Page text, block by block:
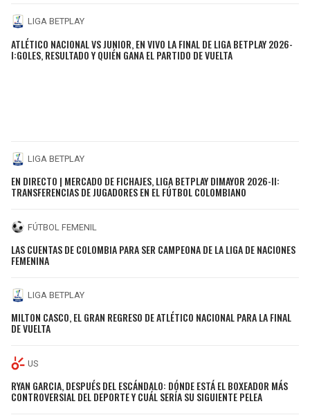
LIGA BETPLAY
ATLÉTICO NACIONAL VS JUNIOR, EN VIVO LA FINAL DE LIGA BETPLAY 2026-
I:GOLES, RESULTADO Y QUIÉN GANA EL PARTIDO DE VUELTA
LIGA BETPLAY
EN DIRECTO | MERCADO DE FICHAJES, LIGA BETPLAY DIMAYOR 2026-II:
TRANSFERENCIAS DE JUGADORES EN EL FÚTBOL COLOMBIANO
FÚTBOL FEMENIL
LAS CUENTAS DE COLOMBIA PARA SER CAMPEONA DE LA LIGA DE NACIONES
FEMENINA
LIGA BETPLAY
MILTON CASCO, EL GRAN REGRESO DE ATLÉTICO NACIONAL PARA LA FINAL
DE VUELTA
US
RYAN GARCIA, DESPUÉS DEL ESCÁNDALO: DÓNDE ESTÁ EL BOXEADOR MÁS
CONTROVERSIAL DEL DEPORTE Y CUÁL SERÍA SU SIGUIENTE PELEA